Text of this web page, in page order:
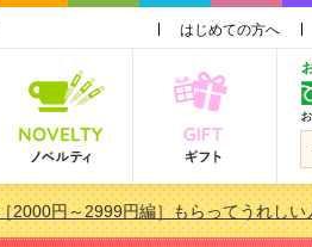
はじめての方へ
2000円～2999円編］もらってうれし
人気ランキング 更新しました！